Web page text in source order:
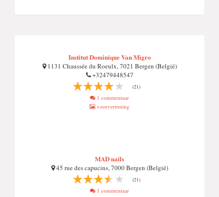
Institut Dominique Van Migro
1131 Chaussée du Roeulx, 7021 Bergen (België)
+32479448547
(21)
1 commentaar
voorvertoning
MAD nails
45 rue des capucins, 7000 Bergen (België)
(21)
1 commentaar